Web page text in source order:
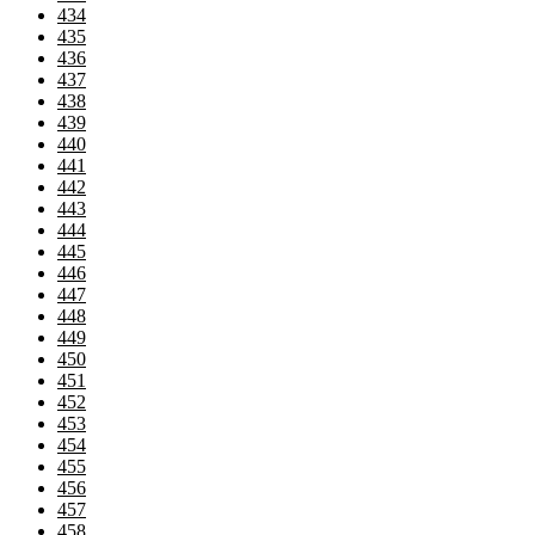
434
435
436
437
438
439
440
441
442
443
444
445
446
447
448
449
450
451
452
453
454
455
456
457